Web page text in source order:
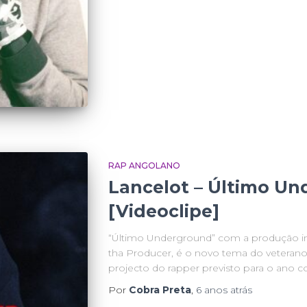
RAP ANGOLANO
Lancelot – Último
[Videoclipe]
“Último Underground” com a produção
tha Producer, é o novo tema do
projecto do rapper previsto para o ano
Por Cobra Preta, 6 anosatrás